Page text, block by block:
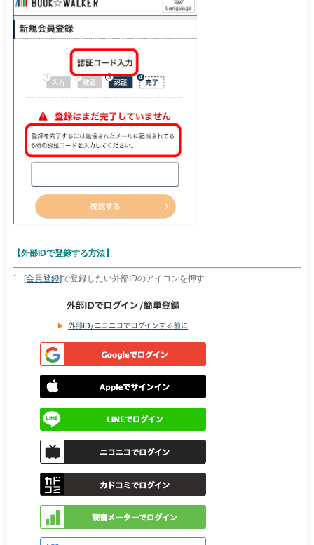
【外部IDで登録する方法】
1. [会員登録]で登録したい外部IDのアイコンを押す